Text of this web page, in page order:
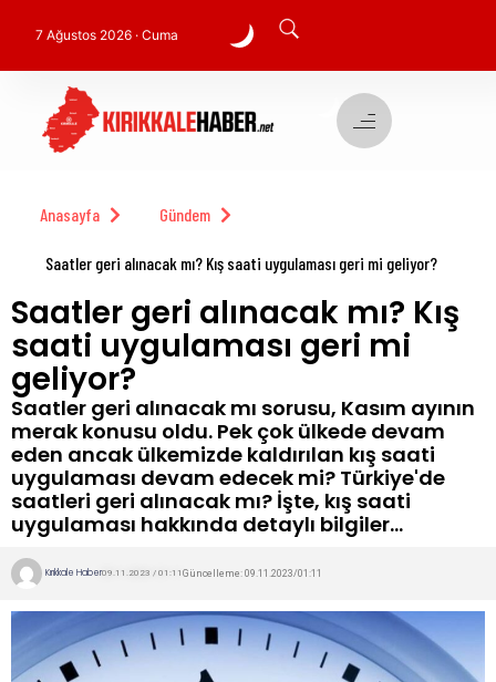
7 Ağustos 2026 · Cuma
Anasayfa Gündem
Saatler geri alınacak mı? Kış saati uygulaması geri mi geliyor?
Saatler geri alınacak mı? Kış
saati uygulaması geri mi
geliyor?
Saatler geri alınacak mı sorusu, Kasım ayının
merak konusu oldu. Pek çok ülkede devam
eden ancak ülkemizde kaldırılan kış saati
uygulaması devam edecek mi? Türkiye'de
saatleri geri alınacak mı? İşte, kış saati
uygulaması hakkında detaylı bilgiler…
Kırıkkale Haber09.11.2023 / 01:11 Güncelleme: 09.11.2023/01:11